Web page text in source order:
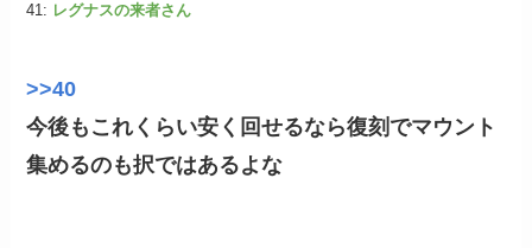
41: レグナスの来者さん
>>40
今後もこれくらい安く回せるなら復刻でマウント
集めるのも択ではあるよな